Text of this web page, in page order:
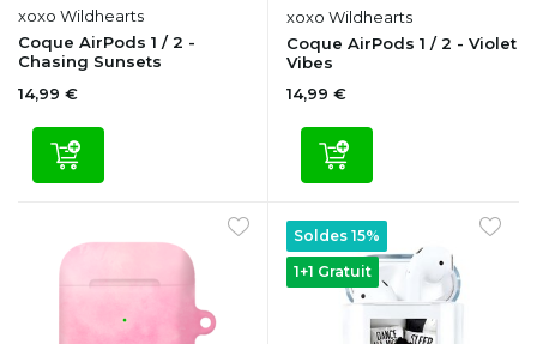
xoxo Wildhearts
Coque AirPods 1 / 2 -
Chasing Sunsets
14,99 €
xoxo Wildhearts
Coque AirPods 1 / 2 - Violet
Vibes
14,99 €
1+1 Gratuit
Soldes 15%